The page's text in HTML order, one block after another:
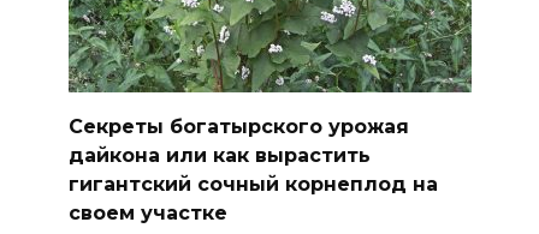
Секреты богатырского урожая
дайкона или как вырастить
гигантский сочный корнеплод на
своем участке